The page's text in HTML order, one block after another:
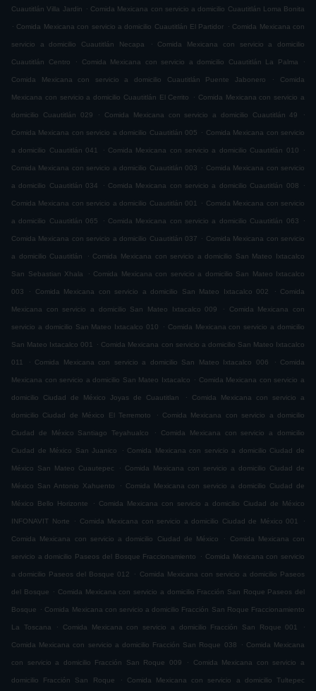
Cuautitlán Villa Jardin . Comida Mexicana con servicio a domicilio Cuautitlán Loma Bonita
. Comida Mexicana con servicio a domicilio Cuautitlán El Partidor . Comida Mexicana con
servicio a domicilio Cuautitlán Necapa . Comida Mexicana con servicio a domicilio
Cuautitlán Centro . Comida Mexicana con servicio a domicilio Cuautitlán La Palma .
Comida Mexicana con servicio a domicilio Cuautitlán Puente Jabonero . Comida
Mexicana con servicio a domicilio Cuautitlán El Cerrito . Comida Mexicana con servicio a
domicilio Cuautitlán 029 . Comida Mexicana con servicio a domicilio Cuautitlán 49 .
Comida Mexicana con servicio a domicilio Cuautitlán 005 . Comida Mexicana con servicio
a domicilio Cuautitlán 041 . Comida Mexicana con servicio a domicilio Cuautitlán 010 .
Comida Mexicana con servicio a domicilio Cuautitlán 003 . Comida Mexicana con servicio
a domicilio Cuautitlán 034 . Comida Mexicana con servicio a domicilio Cuautitlán 008 .
Comida Mexicana con servicio a domicilio Cuautitlán 001 . Comida Mexicana con servicio
a domicilio Cuautitlán 065 . Comida Mexicana con servicio a domicilio Cuautitlán 063 .
Comida Mexicana con servicio a domicilio Cuautitlán 037 . Comida Mexicana con servicio
a domicilio Cuautitlán . Comida Mexicana con servicio a domicilio San Mateo Ixtacalco
San Sebastian Xhala . Comida Mexicana con servicio a domicilio San Mateo Ixtacalco
003 . Comida Mexicana con servicio a domicilio San Mateo Ixtacalco 002 . Comida
Mexicana con servicio a domicilio San Mateo Ixtacalco 009 . Comida Mexicana con
servicio a domicilio San Mateo Ixtacalco 010 . Comida Mexicana con servicio a domicilio
San Mateo Ixtacalco 001 . Comida Mexicana con servicio a domicilio San Mateo Ixtacalco
011 . Comida Mexicana con servicio a domicilio San Mateo Ixtacalco 006 . Comida
Mexicana con servicio a domicilio San Mateo Ixtacalco . Comida Mexicana con servicio a
domicilio Ciudad de México Joyas de Cuautitlan . Comida Mexicana con servicio a
domicilio Ciudad de México El Terremoto . Comida Mexicana con servicio a domicilio
Ciudad de México Santiago Teyahualco . Comida Mexicana con servicio a domicilio
Ciudad de México San Juanico . Comida Mexicana con servicio a domicilio Ciudad de
México San Mateo Cuautepec . Comida Mexicana con servicio a domicilio Ciudad de
México San Antonio Xahuento . Comida Mexicana con servicio a domicilio Ciudad de
México Bello Horizonte . Comida Mexicana con servicio a domicilio Ciudad de México
INFONAVIT Norte . Comida Mexicana con servicio a domicilio Ciudad de México 001 .
Comida Mexicana con servicio a domicilio Ciudad de México . Comida Mexicana con
servicio a domicilio Paseos del Bosque Fraccionamiento . Comida Mexicana con servicio
a domicilio Paseos del Bosque 012 . Comida Mexicana con servicio a domicilio Paseos
del Bosque . Comida Mexicana con servicio a domicilio Fracción San Roque Paseos del
Bosque . Comida Mexicana con servicio a domicilio Fracción San Roque Fraccionamiento
La Toscana . Comida Mexicana con servicio a domicilio Fracción San Roque 001 .
Comida Mexicana con servicio a domicilio Fracción San Roque 038 . Comida Mexicana
con servicio a domicilio Fracción San Roque 009 . Comida Mexicana con servicio a
domicilio Fracción San Roque . Comida Mexicana con servicio a domicilio Tultepec